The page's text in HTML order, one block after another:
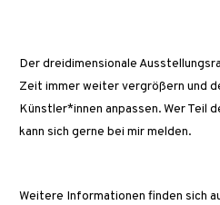
Der dreidimensionale
Zeit immer weiter vergrößern und
Künstler*innen anpassen. Wer Teil
kann sich gerne bei mir melden.
Weitere Informationen finden sich